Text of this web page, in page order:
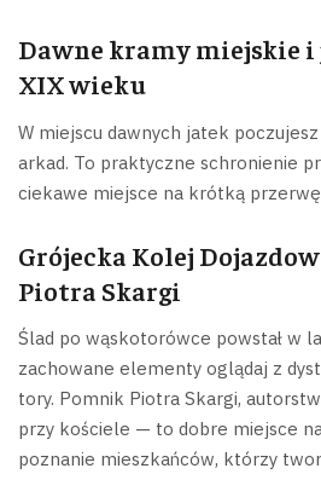
Dawne kramy miejskie
XIX wieku
W miejscu dawnych jatek
arkad. To praktyczne schronienie
ciekawe miejsce na krótką
Grójecka Kolej
Piotra Skargi
Ślad po wąskotorówce powstał w
zachowane elementy oglądaj z
tory. Pomnik Piotra Skargi,
przy kościele — to dobre miejsce
poznanie mieszkańców, którzy